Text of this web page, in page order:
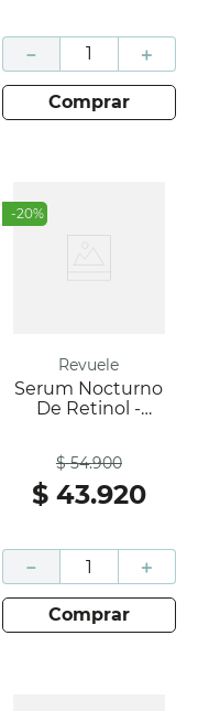
＋
－
comprar
-20%
Revuele
Serum Nocturno
De Retinol -
Revuele
$ 54.900
$ 43.920
＋
－
comprar